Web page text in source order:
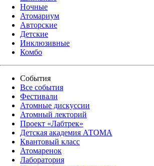
Ночные
Атомариум
Авторские
Детские
Инклюзивные
Комбо
События
Все события
Фестивали
Атомные дискуссии
Атомный лекторий
Проект «Лабтрек»
Детская академия АТОМА
Квантовый класс
Атомаренок
Лаборатория